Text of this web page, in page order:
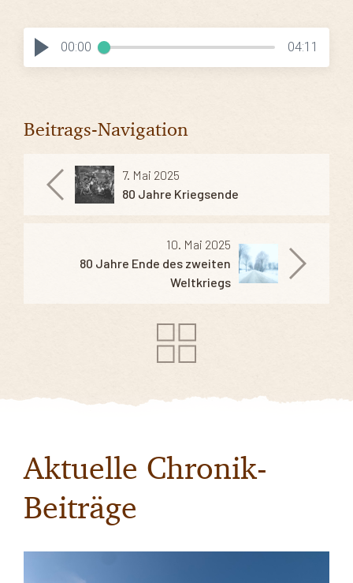
00:00 04:11
Beitrags-Navigation
7. Mai 2025
80 Jahre Kriegsende
10. Mai 2025
80 Jahre Ende des zweiten
Weltkriegs
Aktuelle Chronik-
Beiträge